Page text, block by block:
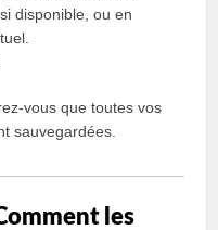
disponible, ou en
vous que toutes vos
sauvegardées.
les